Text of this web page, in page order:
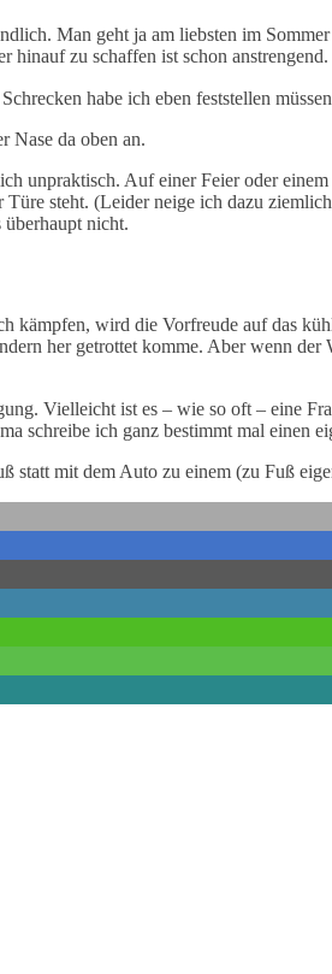
Man geht ja am liebsten im
hinauf zu schaffen ist schon anstrengend.
habe ich eben feststellen
Nase da oben an.
unpraktisch. Auf einer Feier oder
steht. (Leider neige ich dazu
nicht.
wird die Vorfreude auf das
her getrottet komme. Aber wenn
Vielleicht ist es – wie so oft – eine
schreibe ich ganz bestimmt mal einen
statt mit dem Auto zu einem (zu Fuß